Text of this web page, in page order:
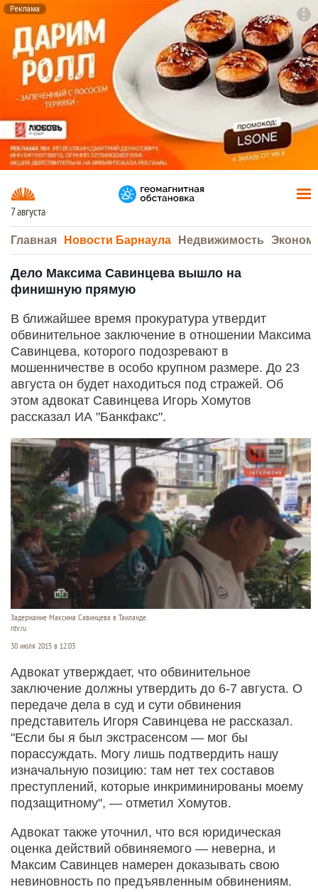
Реклама
7 августа
Главная Новости Барнаула Недвижимость
Дело Максима Савинцева вышло на
финишную прямую
В ближайшее время прокуратура утвердит
обвинительное заключение в отношении Максима
Савинцева, которого подозревают в
мошенничестве в особо крупном размере. До 23
августа он будет находиться под стражей. Об
этом адвокат Савинцева Игорь Хомутов
рассказал ИА "Банкфакс".
Задержание Максима Савинцева в Таиланде.
ntv.ru
30 июля 2015 в 12:03
Адвокат утверждает, что обвинительное
заключение должны утвердить до 6-7 августа. О
передаче дела в суд и сути обвинения
представитель Игоря Савинцева не рассказал.
"Если бы я был экстрасенсом — мог бы
порассуждать. Могу лишь подтвердить нашу
изначальную позицию: там нет тех составов
преступлений, которые инкриминированы моему
подзащитному", — отметил Хомутов.
Адвокат также уточнил, что вся юридическая
оценка действий обвиняемого — неверна, и
Максим Савинцев намерен доказывать свою
невиновность по предъявленным обвинениям.